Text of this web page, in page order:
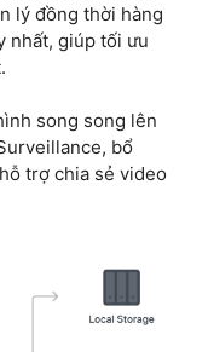
lý đồng thời hàng
nhất, giúp tối ưu
song song lên
bổ
trợ chia sẻ video